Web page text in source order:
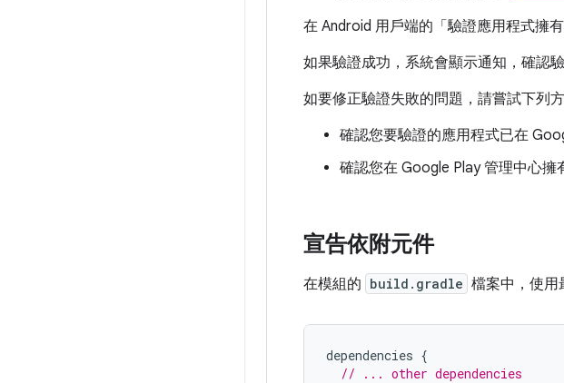
在 Android 用戶端的「驗證應用程式擁有
如果驗證成功，系統會顯示通知，確認
如要修正驗證失敗的問題，請嘗試下列方
確認您要驗證的應用程式已在
確認您在 Google Play 管理中心擁
宣告依附元件
在模組的 build.gradle 檔案中，使用
dependencies {
// ... other dependencies